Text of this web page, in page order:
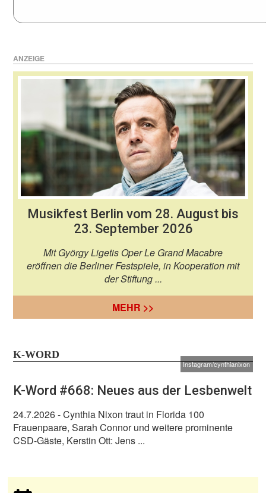
ANZEIGE
Musikfest Berlin vom 28. August bis
23. September 2026
Mit György Ligetis Oper Le Grand Macabre
eröffnen die Berliner Festspiele, in Kooperation mit
der Stiftung ...
MEHR >>
K-WORD
Instagram/cynthianixon
K-Word #668: Neues aus der Lesbenwelt
24.7.2026- Cynthia Nixon traut in Florida 100
Frauenpaare, Sarah Connor und weitere prominente
CSD-Gäste, Kerstin Ott: Jens ...